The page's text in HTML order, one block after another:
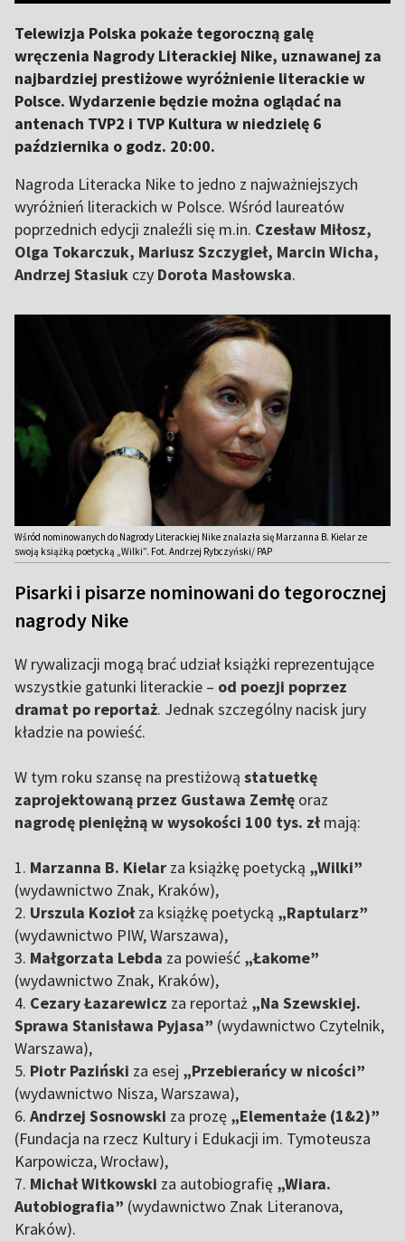
Telewizja Polska pokaże tegoroczną galę
wręczenia Nagrody Literackiej Nike, uznawanej za
najbardziej prestiżowe wyróżnienie literackie w
Polsce. Wydarzenie będzie można oglądać na
antenach TVP2 i TVP Kultura w niedzielę 6
października o godz. 20:00.
Nagroda Literacka Nike to jedno z najważniejszych
wyróżnień literackich w Polsce. Wśród laureatów
poprzednich edycji znaleźli się m.in. Czesław Miłosz,
Olga Tokarczuk, Mariusz Szczygieł, Marcin Wicha,
Andrzej Stasiuk czy Dorota Masłowska.
Wśród nominowanych do Nagrody Literackiej Nike znalazła się Marzanna B. Kielar ze
swoją książką poetycką „Wilki”. Fot. Andrzej Rybczyński/ PAP
Pisarki i pisarze nominowani do tegorocznej
nagrody Nike
W rywalizacji mogą brać udział książki reprezentujące
wszystkie gatunki literackie – od poezji poprzez
dramat po reportaż. Jednak szczególny nacisk jury
kładzie na powieść.
W tym roku szansę na prestiżową statuetkę
zaprojektowaną przez Gustawa Zemłę oraz
nagrodę pieniężną w wysokości 100 tys. złmają:
1. Marzanna B. Kielar za książkę poetycką „Wilki”
(wydawnictwo Znak, Kraków),
2. Urszula Koziołza książkę poetycką „Raptularz”
(wydawnictwo PIW, Warszawa),
3. Małgorzata Lebda za powieść „Łakome”
(wydawnictwo Znak, Kraków),
4. Cezary Łazarewicz za reportaż „Na Szewskiej.
Sprawa Stanisława Pyjasa” (wydawnictwo Czytelnik,
Warszawa),
5. Piotr Paziński za esej „Przebierańcy w nicości”
(wydawnictwo Nisza, Warszawa),
6. Andrzej Sosnowski za prozę „Elementaże (1&2)”
(Fundacja na rzecz Kultury i Edukacji im. Tymoteusza
Karpowicza, Wrocław),
7. Michał Witkowski za autobiografię „Wiara.
Autobiografia” (wydawnictwo Znak Literanova,
Kraków).